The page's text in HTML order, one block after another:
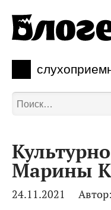
Марины
24.11.2021 Автор: